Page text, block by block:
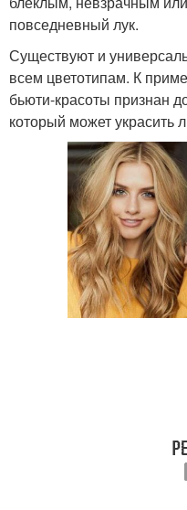
повседневный лук.
Существуют и
всем цветотипам. К
бьюти-красоты признан
который может украсить